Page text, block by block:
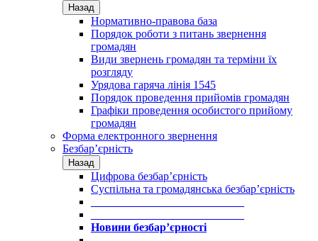
Назад
Нормативно-правова база
Порядок роботи з питань звернення
громадян
Види звернень громадян та терміни їх
розгляду
Урядова гаряча лінія 1545
Порядок проведення прийомів громадян
Графіки проведення особистого прийому
громадян
Форма електронного звернення
Безбар’єрність
Назад
Цифрова безбар’єрність
Суспільна та громадянська безбар’єрність
Новини безбар’єрності